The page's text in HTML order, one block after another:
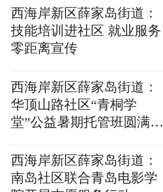
西海岸新区薛家岛街道：
技能培训进社区 就业服务
零距离宣传
西海岸新区薛家岛街道：
华顶山路社区“青桐学
堂”公益暑期托管班圆满收
西海岸新区薛家岛街道：
南岛社区联合青岛电影学